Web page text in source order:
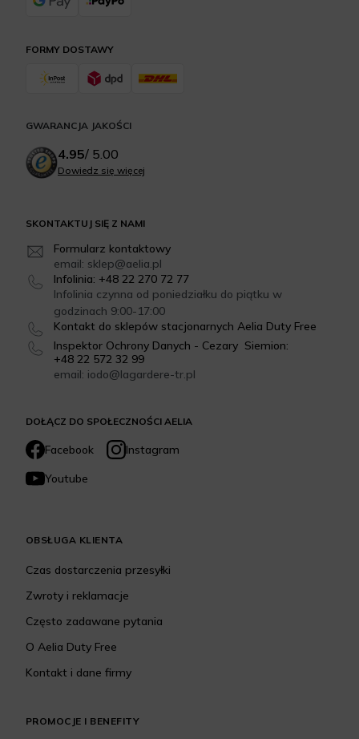
DOŁĄCZ DO SPOŁECZNOŚCI AELIA
Facebook
Instagram
Youtube
SKONTAKTUJ SIĘ Z NAMI
Formularz kontaktowy
email: sklep@aelia.pl
Infolinia: +48 22 270 72 77
Infolinia czynna od poniedziałku do piątku w
godzinach 9:00-17:00
Kontakt do sklepów stacjonarnych Aelia Duty Free
Inspektor Ochrony Danych - Cezary Siemion:
+48 22 572 32 99
email: iodo@lagardere-tr.pl
FORMY DOSTAWY
OBSŁUGA KLIENTA
Czas dostarczenia przesyłki
Zwroty i reklamacje
Często zadawane pytania
O Aelia Duty Free
Kontakt i dane firmy
PROMOCJE I BENEFITY
GWARANCJA JAKOŚCI
4.95/ 5.00
Dowiedz się więcej